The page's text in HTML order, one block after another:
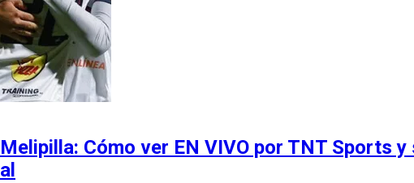
Cómo ver EN VIVO por TNT Sports